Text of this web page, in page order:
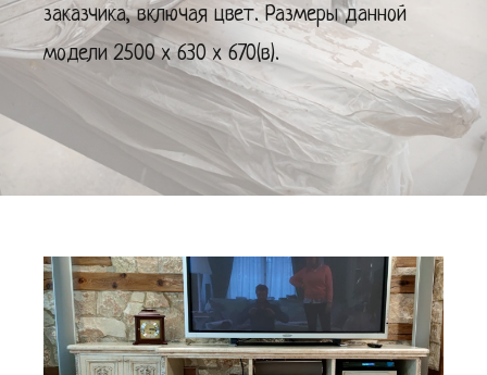
заказчика, включая цвет. Размеры данной
модели 2500 х 630 х 670(в).